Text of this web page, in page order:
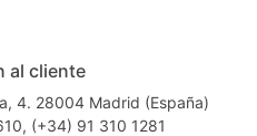
al cliente
4. 28004 Madrid (España)
(+34) 91 310 1281